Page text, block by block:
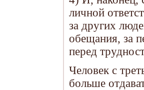
личной
за других
обещания, за
перед
Человек с
больше